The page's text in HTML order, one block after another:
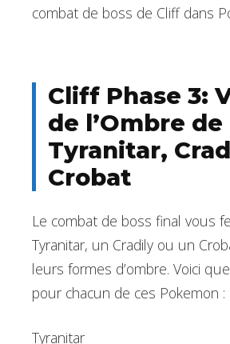
combat de boss de Cliff dans
Cliff Phase 3:
de l’Ombre de
Tyranitar,
Crobat
Le combat de boss final vous
Tyranitar, un Cradily ou un
leurs formes d’ombre. Voici
pour chacun de ces Pokemon :
Tyranitar